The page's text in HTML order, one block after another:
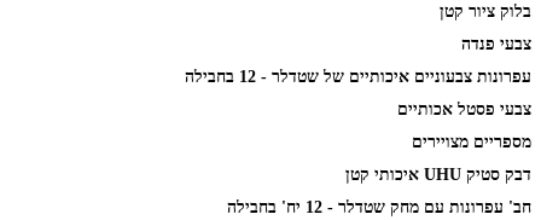
בלוק ציור קטן
צבעי פנדה
עפרונות צבעוניים איכותיים של שטדלר - 12 בחבילה
צבעי פסטל אכותיים
מספריים מצויירים
דבק סטיק UHU איכותי קטן
חב' עפרונות עם מחק שטדלר - 12 יח' בחבילה